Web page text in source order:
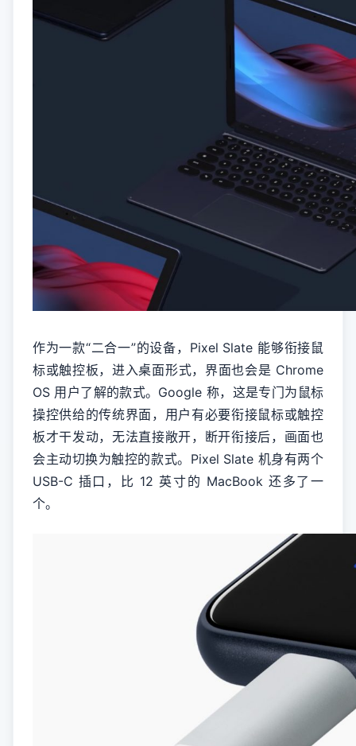
作为一款“二合一”的设备，Pixel Slate 能够衔接鼠
标或触控板，进入桌面形式，界面也会是 Chrome
OS 用户了解的款式。Google 称，这是专门为鼠标
操控供给的传统界面，用户有必要衔接鼠标或触控
板才干发动，无法直接敞开，断开衔接后，画面也
会主动切换为触控的款式。Pixel Slate 机身有两个
USB-C 插口，比 12 英寸的 MacBook 还多了一
个。